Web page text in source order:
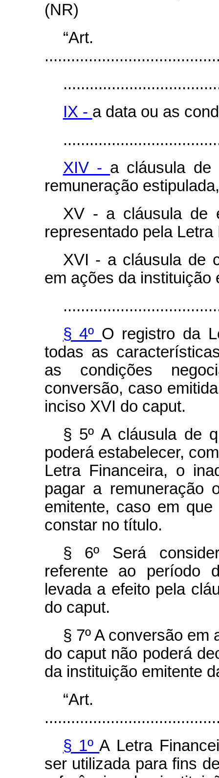
(NR)
IX - a data ou as
XIV - a cláusula de
remuneração
XV - a cláusula de
representado pela
XVI - a cláusula de
em ações da instituição
§ 4º O registro da
todas as
as condições
conversão, caso
inciso XVI do caput.
§ 5º A cláusula de
poderá estabelecer,
Letra Financeira, o
pagar a remuneração
emitente, caso em
constar no título.
§ 6º Será
referente ao período
levada a efeito pela
do caput.
§ 7º A conversão
do caput não poderá
da instituição emitente
§ 1ºA Letra
ser utilizada para fins